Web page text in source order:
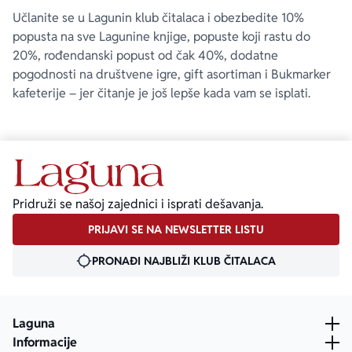
Učlanite se u Lagunin klub čitalaca i obezbedite 10%
popusta na sve Lagunine knjige, popuste koji rastu do
20%, rođendanski popust od čak 40%, dodatne
pogodnosti na društvene igre, gift asortiman i Bukmarker
kafeterije – jer čitanje je još lepše kada vam se isplati.
Pridruži se našoj zajednici i isprati dešavanja.
PRIJAVI SE NA NEWSLETTER LISTU
PRONAĐI NAJBLIŽI KLUB ČITALACA
Laguna
Informacije